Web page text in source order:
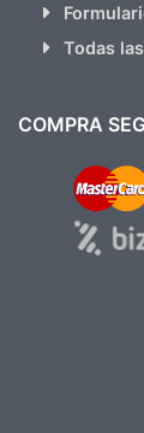
Todas
COMPRA